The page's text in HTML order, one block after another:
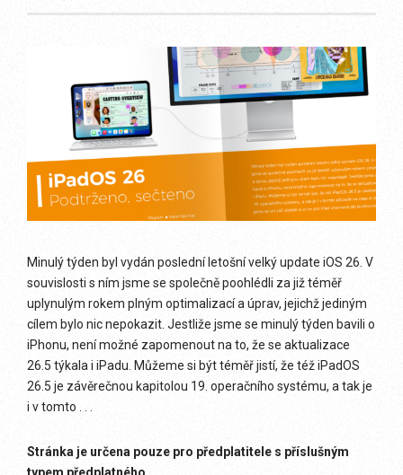
Minulý týden byl vydán poslední letošní velký update iOS 26. V
souvislosti s ním jsme se společně poohlédli za již téměř
uplynulým rokem plným optimalizací a úprav, jejichž jediným
cílem bylo nic nepokazit. Jestliže jsme se minulý týden bavili o
iPhonu, není možné zapomenout na to, že se aktualizace
26.5 týkala i iPadu. Můžeme si být téměř jistí, že též iPadOS
26.5 je závěrečnou kapitolou 19. operačního systému, a tak je
i v tomto . . .
Stránka je určena pouze pro předplatitele s příslušným